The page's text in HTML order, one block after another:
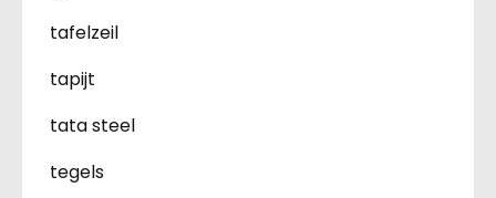
tafelzeil
tapijt
tata steel
tegels